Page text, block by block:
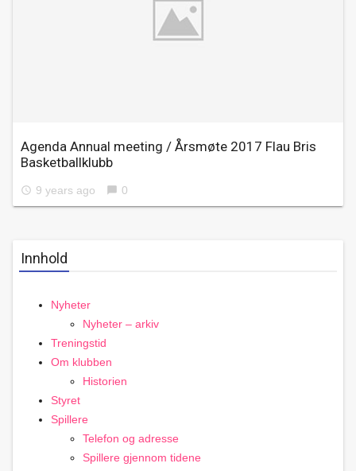
Agenda Annual meeting / Årsmøte 2017 Flau Bris
Basketballklubb
access_time 9 years ago chat_bubble 0
Innhold
Nyheter
Nyheter – arkiv
Treningstid
Om klubben
Historien
Styret
Spillere
Telefon og adresse
Spillere gjennom tidene